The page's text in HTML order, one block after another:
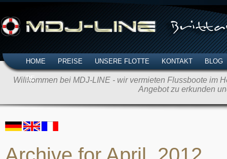
HOME PREISE UNSERE FLOTTE KONTAKT BLOG
DE
Willkommen bei MDJ-LINE - wir vermieten Flussboote im
Angebot zu erkunden